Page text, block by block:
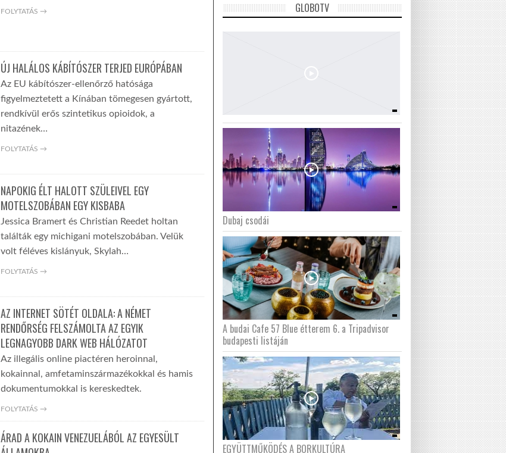
FOLYTATÁS →
ÚJ HALÁLOS KÁBÍTÓSZER TERJED EURÓPÁBAN
Az EU kábítószer-ellenőrző hatósága
figyelmeztetett a Kínában tömegesen gyártott,
rendkívül erős szintetikus opioidok, a
nitazének…
FOLYTATÁS →
NAPOKIG ÉLT HALOTT SZÜLEIVEL EGY
MOTELSZOBÁBAN EGY KISBABA
Jessica Bramert és Christian Reedet holtan
találták egy michigani motelszobában. Velük
volt féléves kislányuk, Skylah…
FOLYTATÁS →
AZ INTERNET SÖTÉT OLDALA: A NÉMET
RENDŐRSÉG FELSZÁMOLTA AZ EGYIK
LEGNAGYOBB DARK WEB HÁLÓZATOT
Az illegális online piactéren heroinnal,
kokainnal, amfetaminszármazékokkal és hamis
dokumentumokkal is kereskedtek.
FOLYTATÁS →
ÁRAD A KOKAIN VENEZUELÁBÓL AZ EGYESÜLT
GLOBOTV
Dubaj csodái
A budai Cafe 57 Blue étterem 6. a Tripadvisor
budapesti listáján
EGYÜTTMŰKÖDÉS A BORKULTÚRA